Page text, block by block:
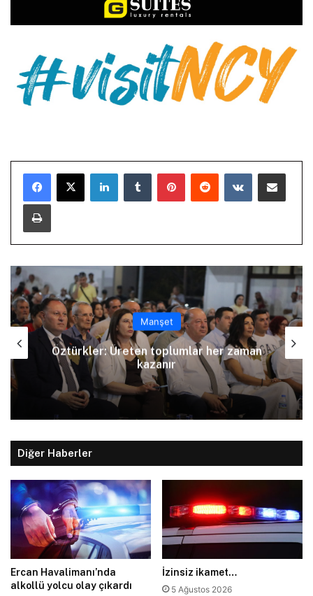
LinkedInTumblr PinterestReddit VKontakteE-Posta ile paylaş
Yazdır
Manşet
Arıklı, YDP’nin Lefkoşa Türk Belediyesi
Başkan Adayını açıkladı
Diğer Haberler
Ercan Havalimanı’nda
alkollü yolcu olay çıkardı
İzinsiz ikamet…
5 Ağustos 2026